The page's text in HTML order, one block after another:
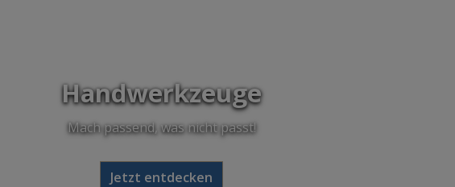
Handwerkzeuge
Mach passend, was nicht passt!
Jetzt entdecken